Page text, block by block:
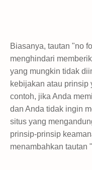
Biasanya, tautan "no
menghindari
yang mungkin tidak
kebijakan atau prinsip
contoh, jika Anda
dan Anda tidak ingin
situs yang
prinsip-prinsip
menambahkan tautan